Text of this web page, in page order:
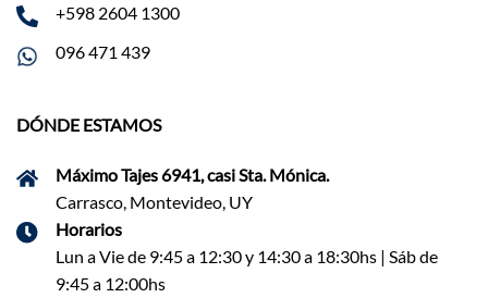
+598 2604 1300
096 471 439
DÓNDE ESTAMOS
Máximo Tajes 6941, casi Sta. Mónica.
Carrasco, Montevideo, UY
Horarios
Lun a Vie de 9:45 a 12:30 y 14:30 a 18:30hs | Sáb de
9:45 a 12:00hs